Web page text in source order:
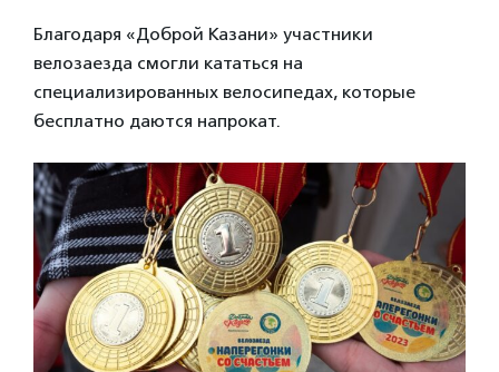
Благодаря «Доброй Казани» участники
велозаезда смогли кататься на
специализированных велосипедах, которые
бесплатно даются напрокат.